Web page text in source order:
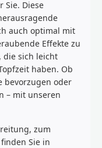
Sie. Diese
auch optimal mit
Effekte zu
die sich leicht
haben. Ob
bevorzugen oder
– mit unseren
zum
Sie in